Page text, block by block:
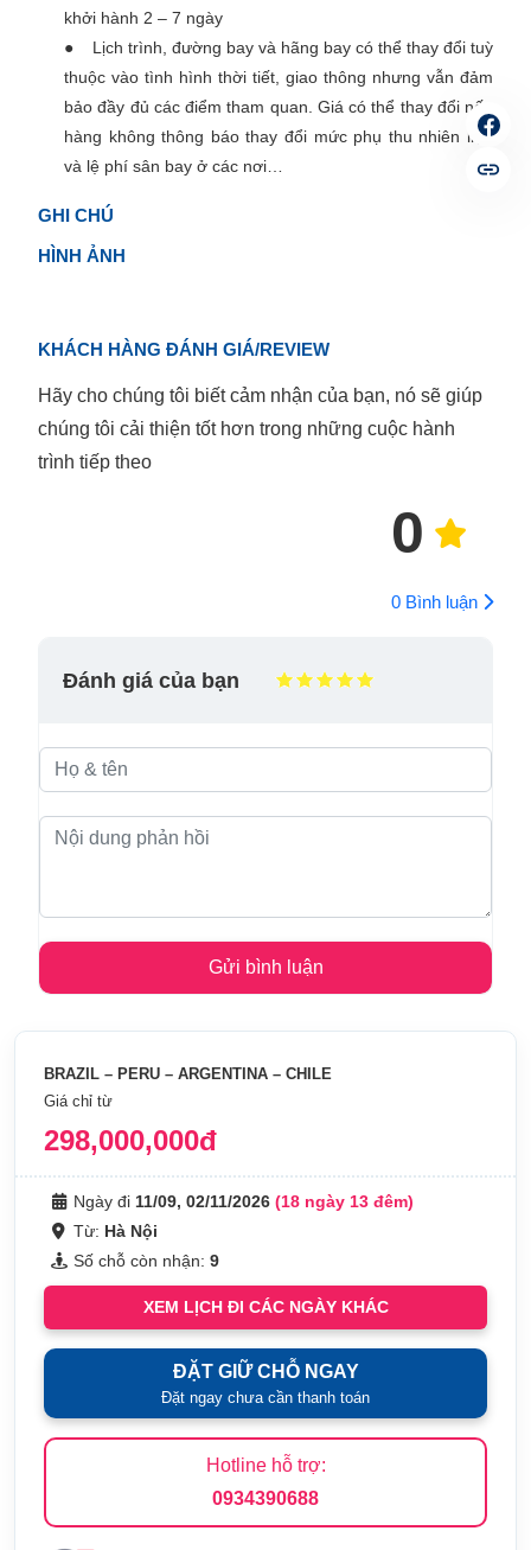
khởi hành 2 – 7 ngày
● Lịch trình, đường bay và hãng bay có thể thay đổi tuỳ
thuộc vào tình hình thời tiết, giao thông nhưng vẫn đảm
bảo đầy đủ các điểm tham quan. Giá có thể thay đổi nếu
hàng không thông báo thay đổi mức phụ thu nhiên liệu
và lệ phí sân bay ở các nơi…
GHI CHÚ
HÌNH ẢNH
KHÁCH HÀNG ĐÁNH GIÁ/REVIEW
Hãy cho chúng tôi biết cảm nhận của bạn, nó sẽ giúp
chúng tôi cải thiện tốt hơn trong những cuộc hành
trình tiếp theo
0
0 Bình luận
Đánh giá của bạn
BRAZIL – PERU – ARGENTINA – CHILE
Giá chỉ từ
298,000,000đ
Ngày đi 11/09, 02/11/2026 (18 ngày 13 đêm)
Từ: Hà Nội
Số chỗ còn nhận: 9
XEM LỊCH ĐI CÁC NGÀY KHÁC
ĐẶT GIỮ CHỖ NGAY
Đặt ngay chưa cần thanh toán
Hotline hỗ trợ:
0934390688